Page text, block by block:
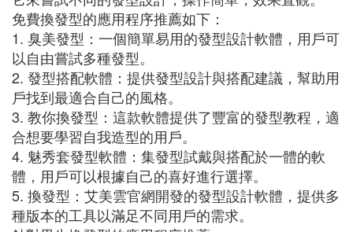
免費換發型的應用程序推薦如下：
1. 臭美發型：一個簡單易用的發型設計軟體，用戶可
以自由嘗試多種發型。
2. 發型搭配軟體：提供發型設計與搭配建議，幫助用
戶找到最適合自己的風格。
3. 教你換發型：這款軟體提供了豐富的發型教程，適
合想要學習自我造型的用戶。
4. 魅秀套發型軟體：集發型試戴與搭配於一體的軟
體，用戶可以根據自己的喜好進行選擇。
5. 換發型：艾美雲官網開發的發型設計軟體，提供多
種版本的工具以滿足不同用戶的需求。